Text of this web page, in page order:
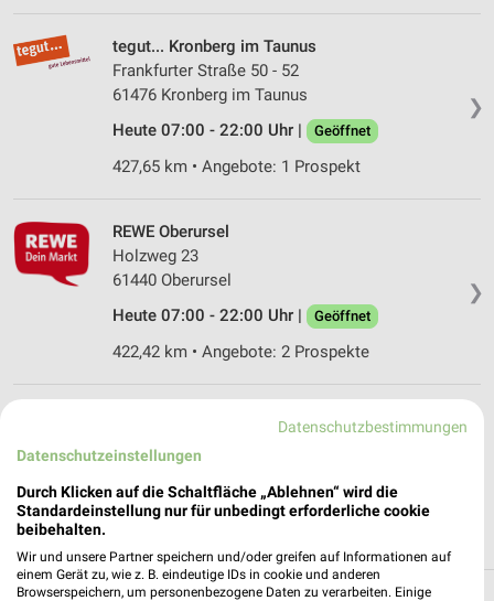
❯
tegut... Kronberg im Taunus
Frankfurter Straße 50 - 52
61476 Kronberg im Taunus
Heute 07:00 - 22:00 Uhr |
Geöffnet
427,65 km • Angebote: 1 Prospekt
❯
REWE Oberursel
Holzweg 23
61440 Oberursel
Heute 07:00 - 22:00 Uhr |
Geöffnet
422,42 km • Angebote: 2 Prospekte
61476 Kronberg
Heute 07:00 - 22:00 Uhr | Geöffnet
Datenschutzbestimmungen
Datenschutzeinstellungen
Durch Klicken auf die Schaltfläche „Ablehnen“ wird die
Standardeinstellung nur für unbedingt erforderliche cookie
beibehalten.
Wir und unsere Partner speichern und/oder greifen auf Informationen auf
einem Gerät zu, wie z. B. eindeutige IDs in cookie und anderen
Browserspeichern, um personenbezogene Daten zu verarbeiten. Einige